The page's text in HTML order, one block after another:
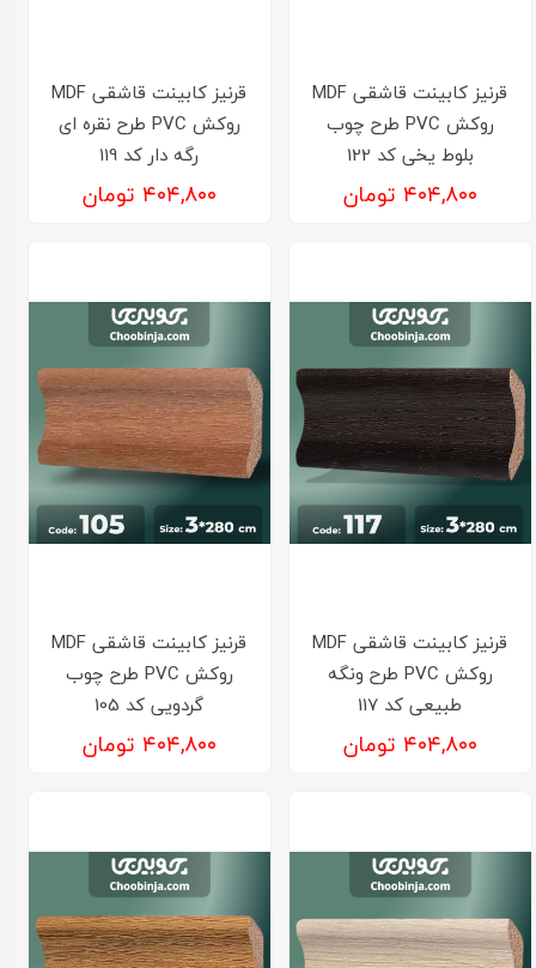
قرنیز کابینت قاشقی MDF
روکش PVC طرح چوب
بلوط یخی کد 122
۴۰۴,۸۰۰ تومان
قرنیز کابینت قاشقی MDF
روکش PVC طرح نقره ای
رگه دار کد 119
۴۰۴,۸۰۰ تومان
قرنیز کابینت قاشقی MDF
روکش PVC طرح ونگه
طبیعی کد 117
۴۰۴,۸۰۰ تومان
قرنیز کابینت قاشقی MDF
روکش PVC طرح چوب
گردویی کد 105
۴۰۴,۸۰۰ تومان